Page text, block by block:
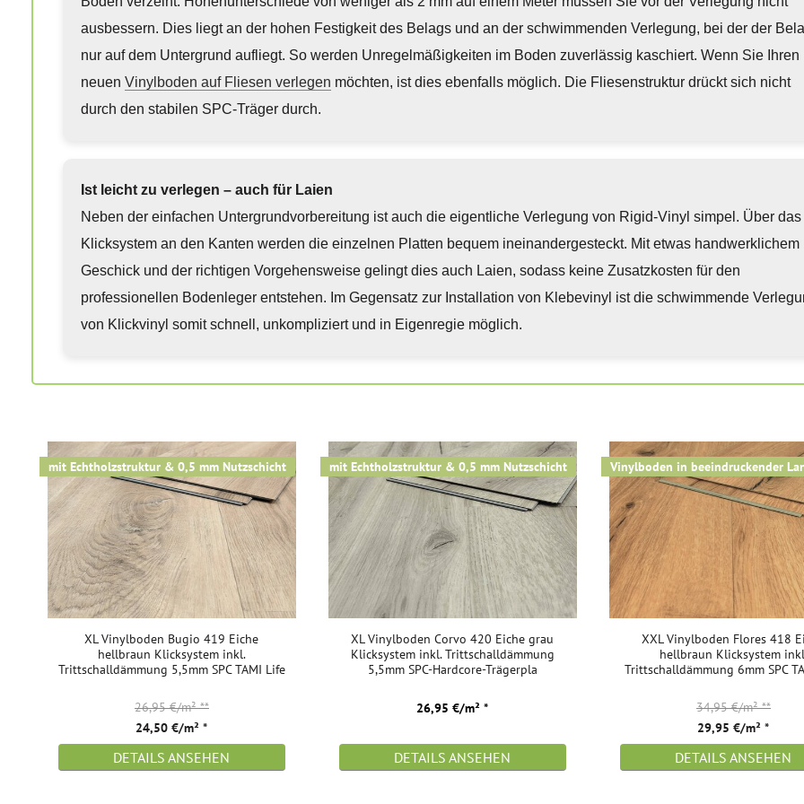
ausbessern. Dies liegt an der hohen Festigkeit des Belags und an der schwimmenden Verlegung, bei der der
nur auf dem Untergrund aufliegt. So werden Unregelmäßigkeiten im Boden zuverlässig kaschiert. Wenn Sie Ihren
neuen Vinylboden auf Fliesen verlegen möchten, ist dies ebenfalls möglich. Die Fliesenstruktur drückt sich nicht
durch den stabilen SPC-Träger durch.
Ist leicht zu verlegen – auch für Laien
Neben der einfachen Untergrundvorbereitung ist auch die eigentliche Verlegung von Rigid-Vinyl simpel. Über das
Klicksystem an den Kanten werden die einzelnen Platten bequem ineinandergesteckt. Mit etwas handwerklichem
Geschick und der richtigen Vorgehensweise gelingt dies auch Laien, sodass keine Zusatzkosten für den
professionellen Bodenleger entstehen. Im Gegensatz zur Installation von Klebevinyl ist die schwimmende
von Klickvinyl somit schnell, unkompliziert und in Eigenregie möglich.
mit Echtholzstruktur & 0,5 mm Nutzschicht
XL Vinylboden Bugio 419 Eiche
hellbraun Klicksystem inkl.
Trittschalldämmung 5,5mm SPC TAMI Life
24,50 €/m² *
26,95 €/m²**
DETAILS ANSEHEN
mit Echtholzstruktur & 0,5 mm Nutzschicht
XL Vinylboden Corvo 420 Eiche grau
Klicksystem inkl. Trittschalldämmung
5,5mm SPC-Hardcore-Trägerpla
26,95 €/m² *
DETAILS ANSEHEN
Vinylboden in beeindruckender
XXL Vinylboden Flores 418
hellbraun Klicksystem
Trittschalldämmung 6mm SPC
29,95 €/m² *
34,95 €/m²**
DETAILS ANSEHEN